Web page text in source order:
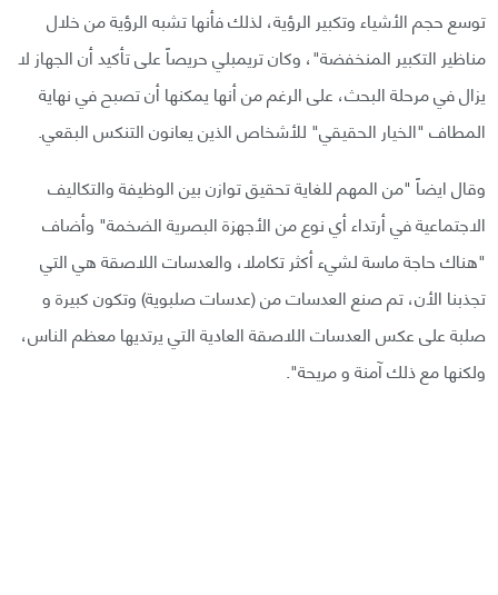
توسع حجم الأشياء وتكبير الرؤية، لذلك فأنها تشبه الرؤية من خلال
مناظير التكبير المنخفضة"، وكان تريمبلي حريصاً على تأكيد أن الجهاز لا
يزال في مرحلة البحث، على الرغم من أنها يمكنها أن تصبح في نهاية
المطاف "الخيار الحقيقي" للأشخاص الذين يعانون التنكس البقعي.
وقال ايضاً "من المهم للغاية تحقيق توازن بين الوظيفة والتكاليف
الاجتماعية في أرتداء أي نوع من الأجهزة البصرية الضخمة" وأضاف
"هناك حاجة ماسة لشيء أكثر تكاملا، والعدسات اللاصقة هي التي
تجذبنا الأن، تم صنع العدسات من (عدسات صلبوية) وتكون كبيرة و
صلبة على عكس العدسات اللاصقة العادية التي يرتديها معظم الناس،
ولكنها مع ذلك آمنة و مريحة".